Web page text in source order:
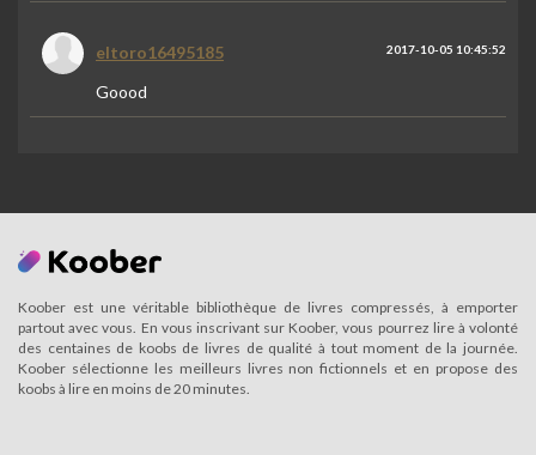
eltoro16495185 2017-10-05 10:45:52
Goood
Koober est une véritable bibliothèque de livres compressés, à emporter
partout avec vous. En vous inscrivant sur Koober, vous pourrez lire à volonté
des centaines de koobs de livres de qualité à tout moment de la journée.
Koober sélectionne les meilleurs livres non fictionnels et en propose des
koobs à lire en moins de 20 minutes.